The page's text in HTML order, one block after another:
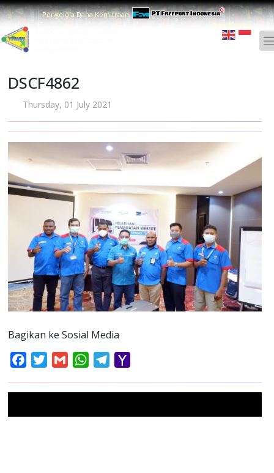
Pengelola Dana Kemitraan
Pilih Bahasa :
DSCF4862
Thursday, 01 July 2021
Bagikan ke Sosial Media
FacebookTwitterGmail WhatsAppTelegram